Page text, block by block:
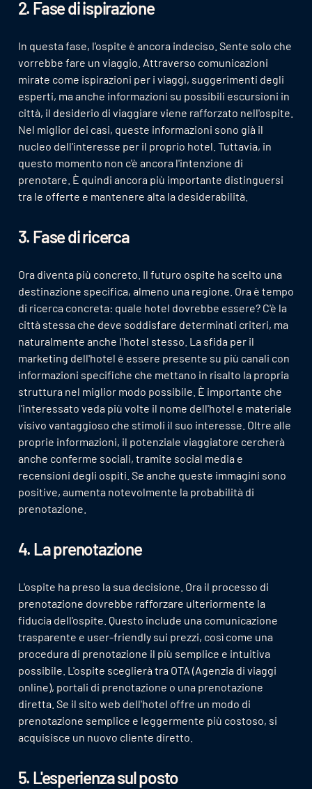
2. Fase di ispirazione
In questa fase, l'ospite è ancora indeciso. Sente solo che
vorrebbe fare un viaggio. Attraverso comunicazioni
mirate come ispirazioni per i viaggi, suggerimenti degli
esperti, ma anche informazioni su possibili escursioni in
città, il desiderio di viaggiare viene rafforzato nell'ospite.
Nel miglior dei casi, queste informazioni sono già il
nucleo dell'interesse per il proprio hotel. Tuttavia, in
questo momento non c'è ancora l'intenzione di
prenotare. È quindi ancora più importante distinguersi
tra le offerte e mantenere alta la desiderabilità.
3. Fase di ricerca
Ora diventa più concreto. Il futuro ospite ha scelto una
destinazione specifica, almeno una regione. Ora è tempo
di ricerca concreta: quale hotel dovrebbe essere? C'è la
città stessa che deve soddisfare determinati criteri, ma
naturalmente anche l'hotel stesso. La sfida per il
marketing dell'hotel è essere presente su più canali con
informazioni specifiche che mettano in risalto la propria
struttura nel miglior modo possibile. È importante che
l'interessato veda più volte il nome dell'hotel e materiale
visivo vantaggioso che stimoli il suo interesse. Oltre alle
proprie informazioni, il potenziale viaggiatore cercherà
anche conferme sociali, tramite social media e
recensioni degli ospiti. Se anche queste immagini sono
positive, aumenta notevolmente la probabilità di
prenotazione.
4. La prenotazione
L'ospite ha preso la sua decisione. Ora il processo di
prenotazione dovrebbe rafforzare ulteriormente la
fiducia dell'ospite. Questo include una comunicazione
trasparente e user-friendly sui prezzi, così come una
procedura di prenotazione il più semplice e intuitiva
possibile. L'ospite sceglierà tra OTA (Agenzia di viaggi
online), portali di prenotazione o una prenotazione
diretta. Se il sito web dell'hotel offre un modo di
prenotazione semplice e leggermente più costoso, si
acquisisce un nuovo cliente diretto.
5. L'esperienza sul posto